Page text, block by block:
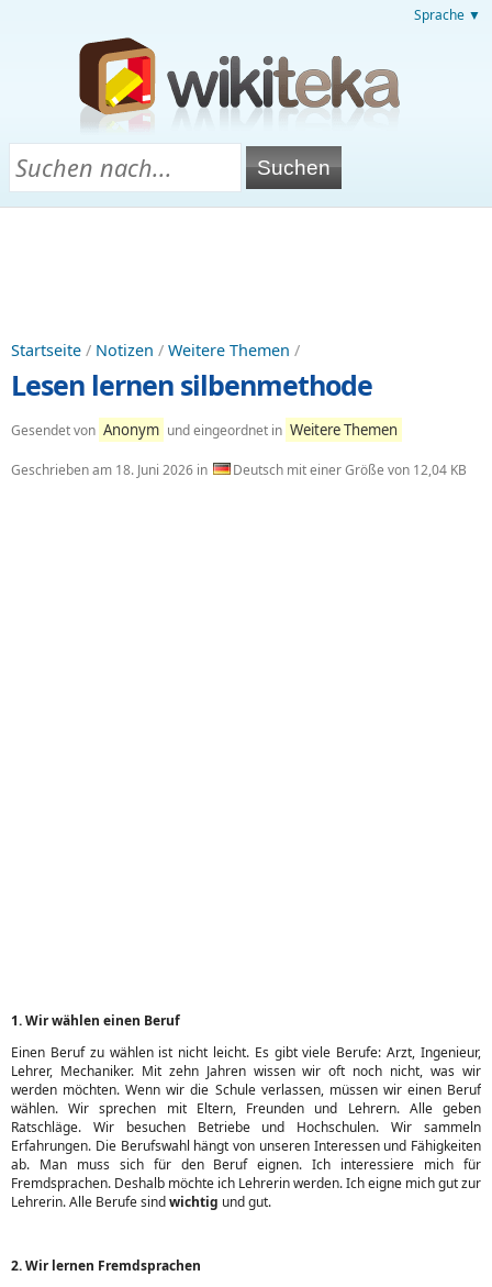
Sprache ▼
Startseite / Notizen / Weitere Themen /
Lesen lernen silbenmethode
Gesendet von Anonym und eingeordnet in Weitere Themen
Geschrieben am 18. Juni 2026 in Deutsch mit einer Größe von 12,04 KB
1. Wir wählen einen Beruf
Einen Beruf zu wählen ist nicht leicht. Es gibt viele Berufe: Arzt, Ingenieur,
Lehrer, Mechaniker. Mit zehn Jahren wissen wir oft noch nicht, was wir
werden möchten. Wenn wir die Schule verlassen, müssen wir einen Beruf
wählen. Wir sprechen mit Eltern, Freunden und Lehrern. Alle geben
Ratschläge. Wir besuchen Betriebe und Hochschulen. Wir sammeln
Erfahrungen. Die Berufswahl hängt von unseren Interessen und Fähigkeiten
ab. Man muss sich für den Beruf eignen. Ich interessiere mich für
Fremdsprachen. Deshalb möchte ich Lehrerin werden. Ich eigne mich gut zur
Lehrerin. Alle Berufe sindwichtig und gut.
2. Wir lernen Fremdsprachen